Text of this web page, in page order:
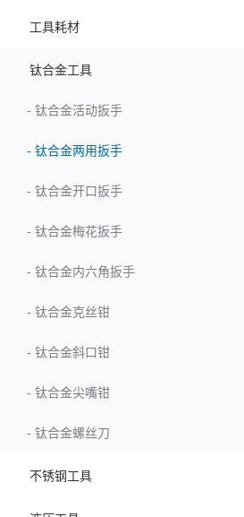
工具耗材
钛合金工具
- 钛合金活动扳手
- 钛合金两用扳手
- 钛合金开口扳手
- 钛合金梅花扳手
- 钛合金内六角扳手
- 钛合金克丝钳
- 钛合金斜口钳
- 钛合金尖嘴钳
- 钛合金螺丝刀
不锈钢工具